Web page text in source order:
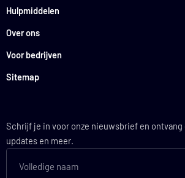
Hulpmiddelen
Over ons
Voor bedrijven
Sitemap
Schrijf je in voor onze nieuwsbrief en
updates en meer.